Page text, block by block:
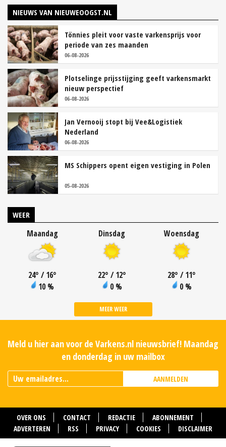
NIEUWS VAN NIEUWEOOGST.NL
Tönnies pleit voor vaste varkensprijs voor
periode van zes maanden
06-08-2026
Plotselinge prijsstijging geeft varkensmarkt
nieuw perspectief
06-08-2026
Jan Vernooij stopt bij Vee&Logistiek
Nederland
06-08-2026
MS Schippers opent eigen vestiging in Polen
05-08-2026
WEER
Maandag
24° / 16°
10 %
Dinsdag
22° / 12°
0 %
Woensdag
28° / 11°
0 %
MEER WEER
Meld u hier aan voor de Varkens.nl nieuwsbrief! Maandag
en donderdag in uw mailbox
AANMELDEN
OVER ONS CONTACT REDACTIE
ABONNEMENT
ADVERTEREN
RSS PRIVACY COOKIES DISCLAIMER